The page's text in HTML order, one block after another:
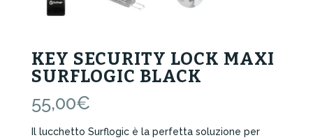
KEY SECURITY LOCK MAXI
SURFLOGIC BLACK
55,00€
Il lucchetto Surflogic è la perfetta soluzione per